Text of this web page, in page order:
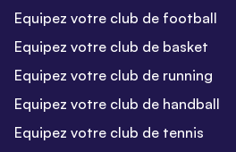
Equipez votre club de football
Equipez votre club de basket
Equipez votre club de running
Equipez votre club de handball
Equipez votre club de tennis